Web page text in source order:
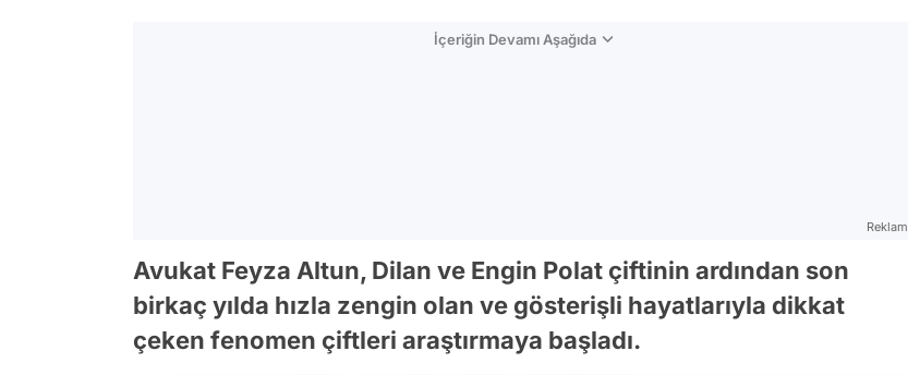
İçeriğin Devamı Aşağıda
Reklam
Avukat Feyza Altun, Dilan ve Engin Polat çiftinin ardından son
birkaç yılda hızla zengin olan ve gösterişli hayatlarıyla dikkat
çeken fenomen çiftleri araştırmaya başladı.